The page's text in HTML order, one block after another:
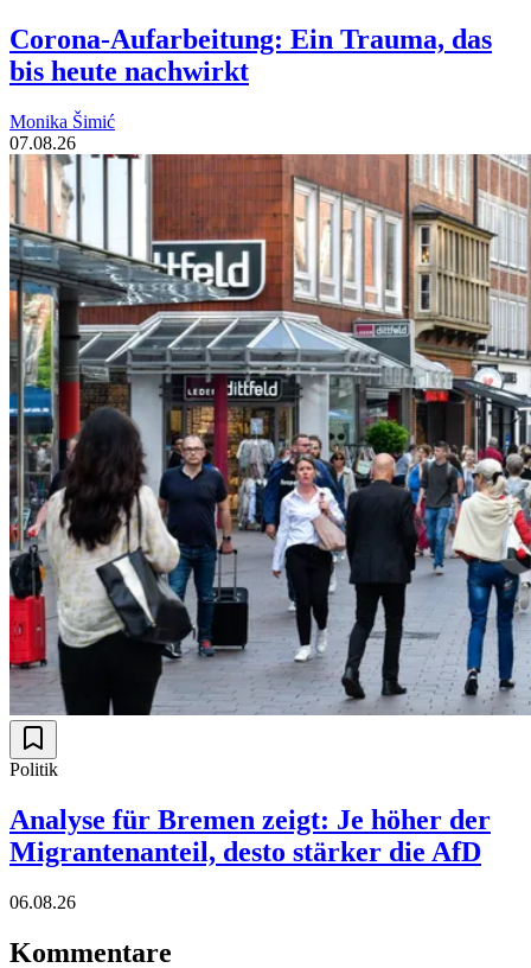
Corona-Aufarbeitung: Ein Trauma, das
bis heute nachwirkt
Monika Šimić
07.08.26
Politik
Analyse für Bremen zeigt: Je höher der
Migrantenanteil, desto stärker die AfD
06.08.26
Kommentare